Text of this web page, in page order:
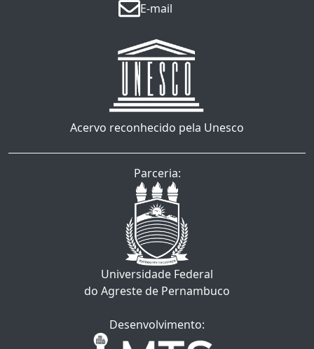
E-mail
Acervo reconhecido pela Unesco
Parceria:
Universidade Federal
do Agreste de Pernambuco
Desenvolvimento: